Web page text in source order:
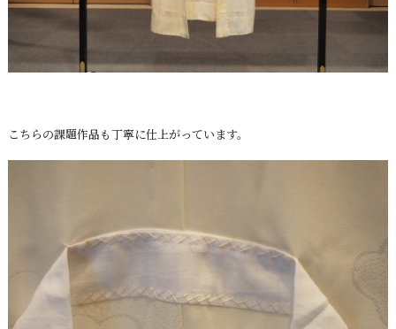
こちらの課題作品も丁寧に仕上がっています。